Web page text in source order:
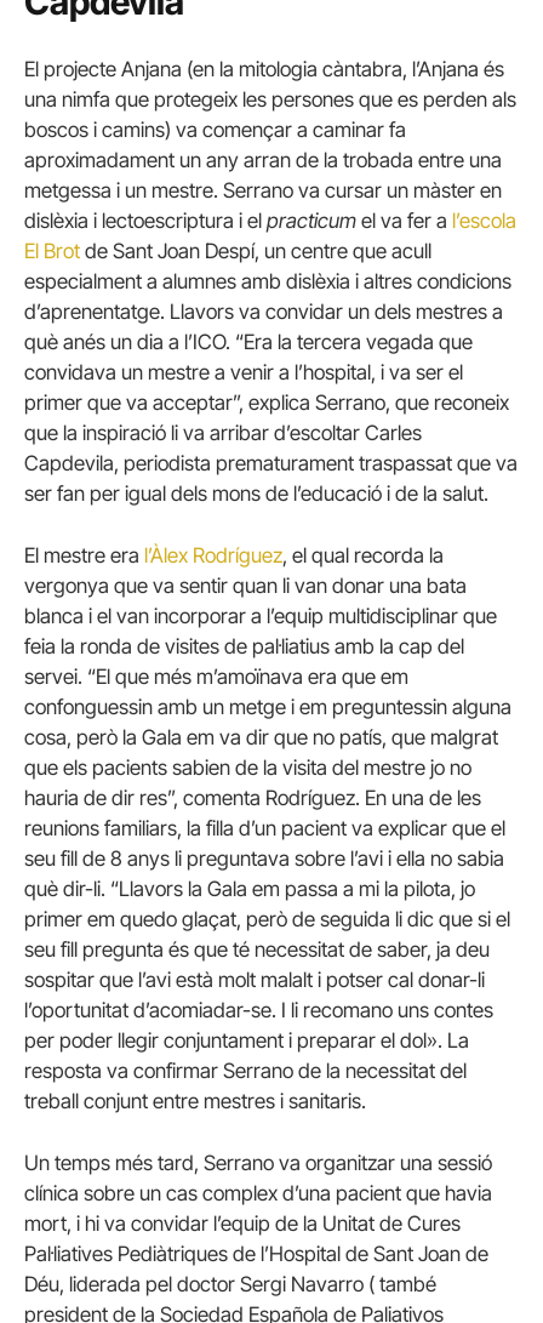
El projecte Anjana (en la mitologia càntabra, l’Anjana és
una nimfa que protegeix les persones que es perden als
boscos i camins) va començar a caminar fa
aproximadament un any arran de la trobada entre una
metgessa i un mestre. Serrano va cursar un màster en
dislèxia i lectoescriptura i el practicum el va fer a l’escola
El Brot de Sant Joan Despí, un centre que acull
especialment a alumnes amb dislèxia i altres condicions
d’aprenentatge. Llavors va convidar un dels mestres a
què anés un dia a l’ICO. “Era la tercera vegada que
convidava un mestre a venir a l’hospital, i va ser el
primer que va acceptar”, explica Serrano, que reconeix
que la inspiració li va arribar d’escoltar Carles
Capdevila, periodista prematurament traspassat que va
ser fan per igual dels mons de l’educació i de la salut.
El mestre era l’Àlex Rodríguez, el qual recorda la
vergonya que va sentir quan li van donar una bata
blanca i el van incorporar a l’equip multidisciplinar que
feia la ronda de visites de pal·liatius amb la cap del
servei. “El que més m’amoïnava era que em
confonguessin amb un metge i em preguntessin alguna
cosa, però la Gala em va dir que no patís, que malgrat
que els pacients sabien de la visita del mestre jo no
hauria de dir res”, comenta Rodríguez. En una de les
reunions familiars, la filla d’un pacient va explicar que el
seu fill de 8 anys li preguntava sobre l’avi i ella no sabia
què dir-li. “Llavors la Gala em passa a mi la pilota, jo
primer em quedo glaçat, però de seguida li dic que si el
seu fill pregunta és que té necessitat de saber, ja deu
sospitar que l’avi està molt malalt i potser cal donar-li
l’oportunitat d’acomiadar-se. I li recomano uns contes
per poder llegir conjuntament i preparar el dol». La
resposta va confirmar Serrano de la necessitat del
treball conjunt entre mestres i sanitaris.
Un temps més tard, Serrano va organitzar una sessió
clínica sobre un cas complex d’una pacient que havia
mort, i hi va convidar l’equip de la Unitat de Cures
Pal·liatives Pediàtriques de l’Hospital de Sant Joan de
Déu, liderada pel doctor Sergi Navarro ( també
president de la Sociedad Española de Paliativos